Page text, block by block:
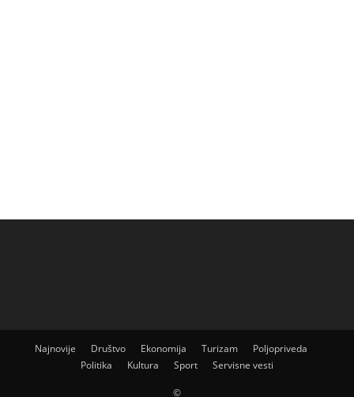
Najnovije Društvo Ekonomija Turizam
Poljopriveda
Politika
Kultura Sport Servisne vesti
©